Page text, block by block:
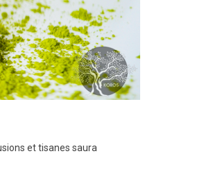
et tisanes saura